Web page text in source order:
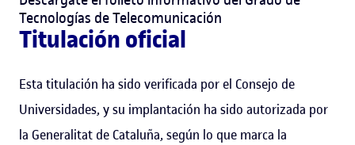
Tecnologías de Telecomunicación
Titulación oficial
Esta titulación ha sido verificada por el Consejo de
Universidades, y su implantación ha sido autorizada por
la Generalitat de Cataluña, según lo que marca la